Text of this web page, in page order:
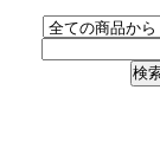
検